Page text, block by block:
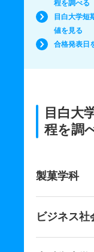
程を調べる
目白大学短
値を見る
合格発表日
目白大
程を調
製菓学科
ビジネス社